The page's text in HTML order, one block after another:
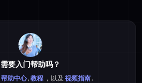
需要入门帮助吗？
帮助中心,教程 ，以及 视频指南.